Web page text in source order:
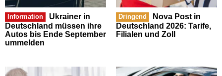
Information
Ukrainer in
Deutschland müssen ihre
Autos bis Ende September
ummelden
Dringend
Nova Post in
Deutschland 2026: Tarife,
Filialen und Zoll